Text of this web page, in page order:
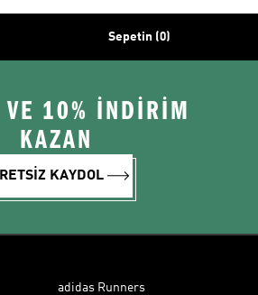
Sepetin (0)
VE 10% İNDİRİM
KAZAN
KAYDOL
adidas Runners